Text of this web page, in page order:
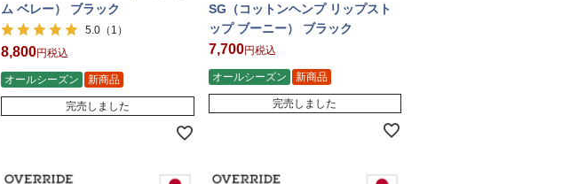
ム ベレー） ブラック
5.0 （1）
8,800 税込
オールシーズン 新商品
完売しました
SG（コットンヘンプ リップスト
ップ ブーニー） ブラック
7,700 税込
オールシーズン 新商品
完売しました